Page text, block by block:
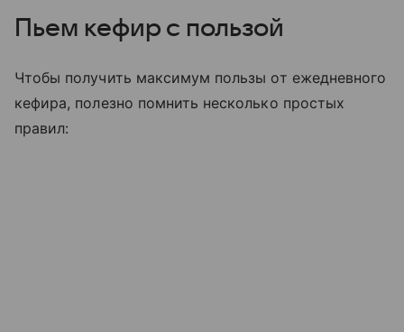
Пьем кефир с пользой
Чтобы получить максимум пользы от ежедневного
кефира, полезно помнить несколько простых
правил: